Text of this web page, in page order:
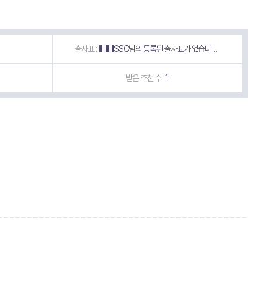
출사표 : IIIIIIIIIIIIISSC님의 등록된 출사표가 없습니다.
받은 추천 수 : 1